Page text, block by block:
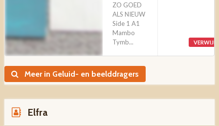
ZO GOED
ALS NIEUW
Side 1 A1
Mambo
Tymb...
Meer in Geluid- en beelddragers
Elfra